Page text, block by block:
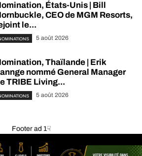
États-Unis | Bill
CEO de MGM Resorts,
le...
5 août 2026
Thaïlande | Erik
nommé General Manager
TRIBE Living...
5 août 2026
Footer ad 1☟